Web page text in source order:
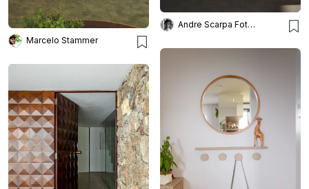
Marcelo Stammer
Andre Scarpa Fotografia